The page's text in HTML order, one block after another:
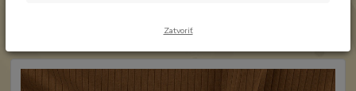
Rebrovaný úplet horčicový
Zatvoriť